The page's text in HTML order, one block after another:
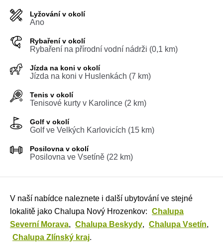
Lyžování v okolí
Ano
Rybaření v okolí
Rybaření na přírodní vodní nádrži (0,1 km)
Jízda na koni v okolí
Jízda na koni v Huslenkách (7 km)
Tenis v okolí
Tenisové kurty v Karolince (2 km)
Golf v okolí
Golf ve Velkých Karlovicích (15 km)
Posilovna v okolí
Posilovna ve Vsetíně (22 km)
V naší nabídce naleznete i další ubytování ve stejné
lokalitě jako Chalupa Nový Hrozenkov: Chalupa
Severní Morava, Chalupa Beskydy, Chalupa Vsetín,
Chalupa Zlínský kraj.